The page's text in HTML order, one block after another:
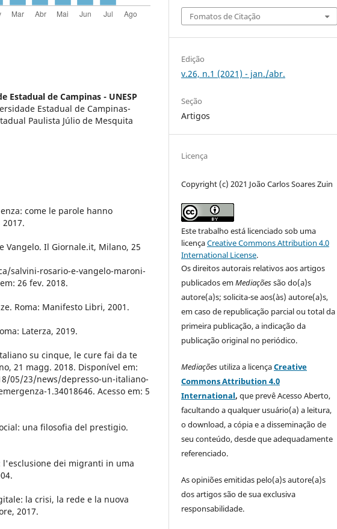
Estadual de Campinas - UNESP
Estadual de Campinas-
Paulista Júlio de Mesquita
come le parole hanno
Vangelo. Il Giornale.it, Milano, 25
salvini-rosario-e-vangelo-maroni-
26 fev. 2018.
Roma: Manifesto Libri, 2001.
Laterza, 2019.
su cinque, le cure fai da te
21 magg. 2018. Disponível em:
05/23/news/depresso-un-italiano-
1.34018646. Acesso em: 5
una filosofia del prestigio.
l'esclusione dei migranti in uma
la crisi, la rede e la nuova
2017.
Fomatos de Citação
Edição
v.26, n.1 (2021) - jan./abr.
Seção
Artigos
Licença
Copyright (c) 2021 João Carlos Soares Zuin
Este trabalho está licenciado sob uma
licençaCreative Commons Attribution 4.0
International License.
Os direitos autorais relativos aos artigos
publicados emMediaçõessão do(a)s
autore(a)s; solicita-se aos(às) autore(a)s,
em caso de republicação parcial ou total da
primeira publicação, a indicação da
publicação original no periódico.
Mediações utiliza a licençaCreative
Commons Attribution 4.0
International,que prevê Acesso Aberto,
facultando a qualquer usuário(a) a leitura,
o download, a cópia e a disseminação de
seu conteúdo, desde que adequadamente
referenciado.
As opiniões emitidas pelo(a)s autore(a)s
dos artigos são de sua exclusiva
responsabilidade.